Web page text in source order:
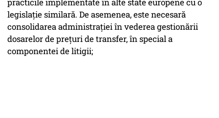
practicile implementate în alte state europene cu o
legislație similară. De asemenea, este necesară
consolidarea administrației în vederea gestionării
dosarelor de prețuri de transfer, în special a
componentei de litigii;